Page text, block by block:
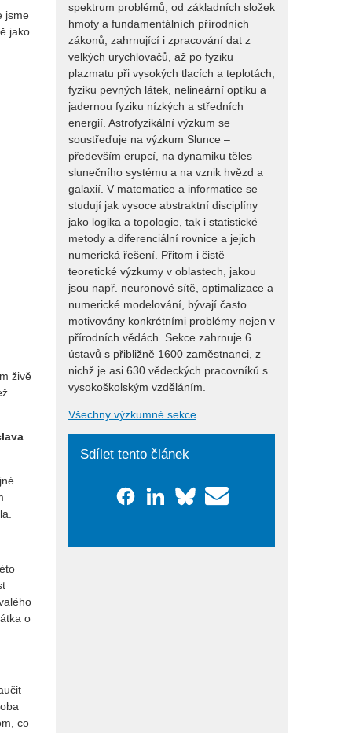
jsme
jako
živě
o
co
spektrum problémů, od základních složek
hmoty a fundamentálních přírodních
zákonů, zahrnující i zpracování dat z
velkých urychlovačů, až po fyziku
plazmatu při vysokých tlacích a teplotách,
fyziku pevných látek, nelineární optiku a
jadernou fyziku nízkých a středních
energií. Astrofyzikální výzkum se
soustřeďuje na výzkum Slunce –
především erupcí, na dynamiku těles
slunečního systému a na vznik hvězd a
galaxií. V matematice a informatice se
studují jak vysoce abstraktní disciplíny
jako logika a topologie, tak i statistické
metody a diferenciální rovnice a jejich
numerická řešení. Přitom i čistě
teoretické výzkumy v oblastech, jakou
jsou např. neuronové sítě, optimalizace a
numerické modelování, bývají často
motivovány konkrétními problémy nejen v
přírodních vědách. Sekce zahrnuje 6
ústavů s přibližně 1600 zaměstnanci, z
nichž je asi 630 vědeckých pracovníků s
vysokoškolským vzděláním.
Všechny výzkumné sekce
Sdílet tento článek